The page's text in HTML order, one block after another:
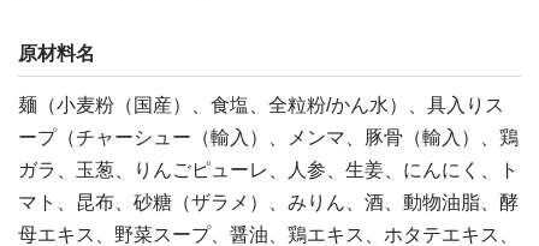
原材料名
麺（小麦粉（国産）、食塩、全粒粉/かん水）、具入りス
ープ（チャーシュー（輸入）、メンマ、豚骨（輸入）、鶏
ガラ、玉葱、りんごピューレ、人参、生姜、にんにく、ト
マト、昆布、砂糖（ザラメ）、みりん、酒、動物油脂、酵
母エキス、野菜スープ、醤油、鶏エキス、ホタテエキス、